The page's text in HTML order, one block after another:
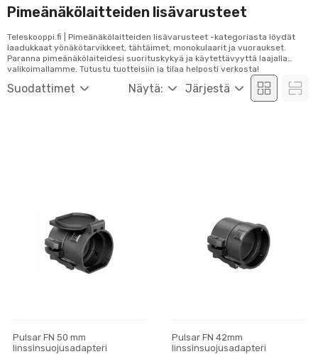
Pimeänäkölaitteiden lisävarusteet
Suodattimet Näytä: Järjestä
Teleskooppi.fi | Pimeänäkölaitteiden lisävarusteet -kategoriasta löydät
laadukkaat yönäkötarvikkeet, tähtäimet, monokulaarit ja vuoraukset.
Paranna pimeänäkölaiteidesi suorituskykyä ja käytettävyyttä laajalla
valikoimallamme. Tutustu tuotteisiin ja tilaa helposti verkosta!
Pulsar FN 50 mm
linssinsuojusadapteri
Pulsar FN 42mm
linssinsuojusadapteri